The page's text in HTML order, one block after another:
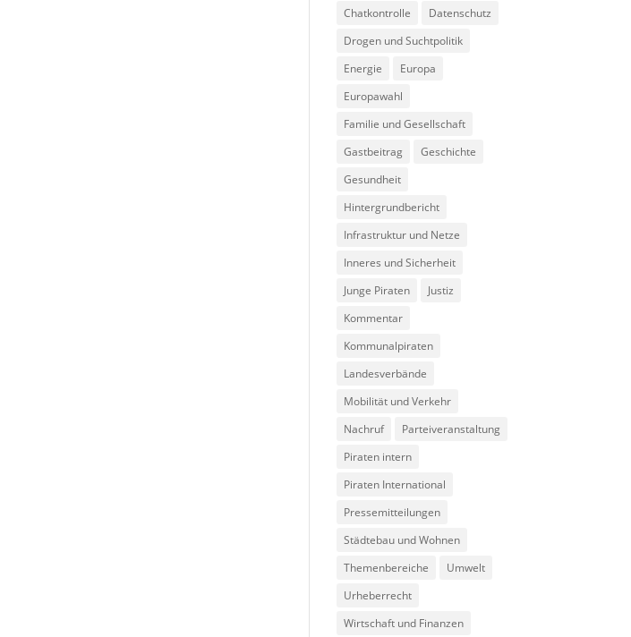
Chatkontrolle
Datenschutz
Drogen und Suchtpolitik
Energie
Europa
Europawahl
Familie und Gesellschaft
Gastbeitrag
Geschichte
Gesundheit
Hintergrundbericht
Infrastruktur und Netze
Inneres und Sicherheit
Junge Piraten
Justiz
Kommentar
Kommunalpiraten
Landesverbände
Mobilität und Verkehr
Nachruf
Parteiveranstaltung
Piraten intern
Piraten International
Pressemitteilungen
Städtebau und Wohnen
Themenbereiche
Umwelt
Urheberrecht
Wirtschaft und Finanzen